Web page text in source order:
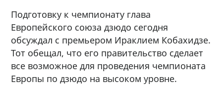
Подготовку к чемпионату глава
Европейского союза дзюдо сегодня
обсуждал с премьером Ираклием Кобахидзе.
Тот обещал, что его правительство сделает
все возможное для проведения чемпионата
Европы по дзюдо на высоком уровне.